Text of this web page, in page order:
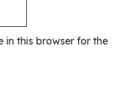
in this browser for the